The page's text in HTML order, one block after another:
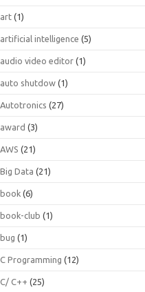
art (1)
artificial intelligence (5)
audio video editor (1)
auto shutdow (1)
Autotronics (27)
award (3)
AWS (21)
Big Data (21)
book (6)
book-club (1)
bug (1)
C Programming (12)
C/ C++ (25)